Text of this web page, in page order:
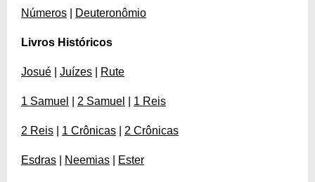
Números Deuteronômio
Livros Históricos
Josué Juízes Rute
1 Samuel 2 Samuel 1 Reis
2 Reis 1 Crônicas 2 Crônicas
Esdras Neemias Ester